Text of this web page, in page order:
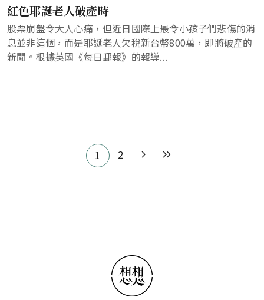
紅色耶誕老人破產時
股票崩盤令大人心痛，但近日國際上最令小孩子們悲傷的消
息並非這個，而是耶誕老人欠稅新台幣800萬，即將破產的
新聞。根據英國《每日郵報》的報導...
1 2